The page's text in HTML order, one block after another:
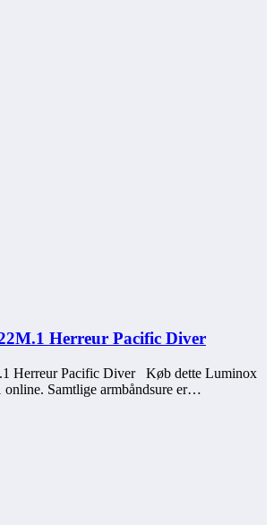
Herreur Pacific Diver
Herreur Pacific Diver Køb dette Luminox
Samtlige armbåndsure er…